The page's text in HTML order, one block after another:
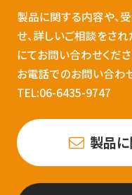
製品に関する内容や、
せ、詳しいご相談をさ
にてお問い合わせくださ
お電話でのお問い合わ
TEL:06-6435-9747
製品